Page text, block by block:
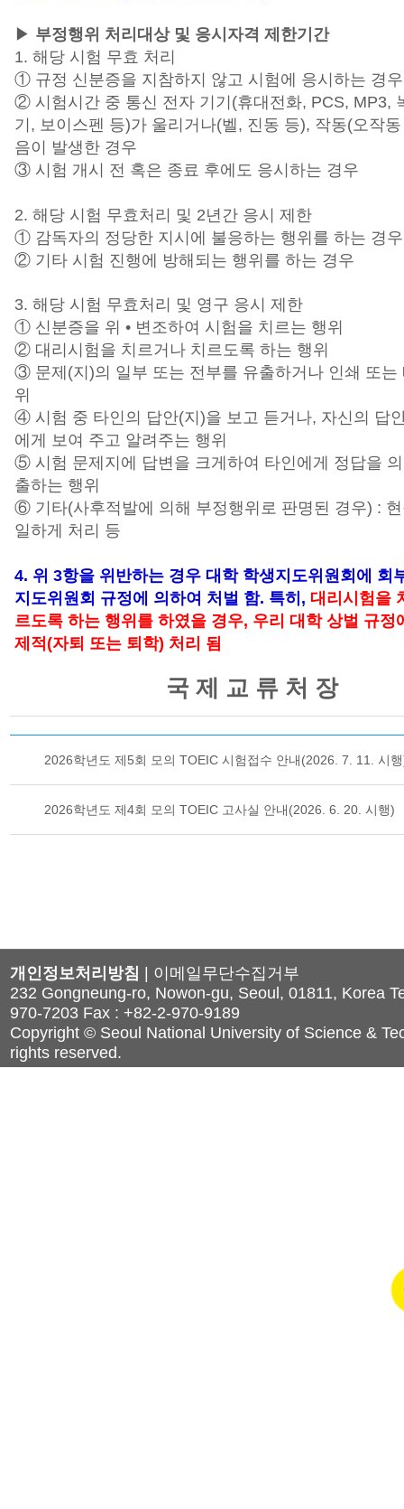
▶ 부정행위 처리대상 및 응시자격 제한기간
1. 해당 시험 무효 처리
① 규정 신분증을 지참하지 않고 시험에 응시하는 경우
② 시험시간 중 통신 전자 기기(휴대전화, PCS, MP3,
기, 보이스펜 등)가 울리거나(벨, 진동 등), 작동(오작
음이 발생한 경우
③ 시험 개시 전 혹은 종료 후에도 응시하는 경우
2. 해당 시험 무효처리 및 2년간 응시 제한
① 감독자의 정당한 지시에 불응하는 행위를 하는 경우
② 기타 시험 진행에 방해되는 행위를 하는 경우
3. 해당 시험 무효처리 및 영구 응시 제한
① 신분증을 위 • 변조하여 시험을 치르는 행위
② 대리시험을 치르거나 치르도록 하는 행위
③ 문제(지)의 일부 또는 전부를 유출하거나 인쇄 또는
위
④ 시험 중 타인의 답안(지)을 보고 듣거나, 자신의 답
에게 보여 주고 알려주는 행위
⑤ 시험 문제지에 답변을 크게하여 타인에게 정답을
출하는 행위
⑥ 기타(사후적발에 의해 부정행위로 판명된 경우) :
일하게 처리 등
4. 위 3항을 위반하는 경우 대학 학생지도위원회에 회
지도위원회 규정에 의하여 처벌 함. 특히, 대리시험을
르도록 하는 행위를 하였을 경우, 우리 대학 상벌 규정
제적(자퇴 또는 퇴학) 처리 됨
국 제 교 류 처 장
2026학년도 제5회 모의 TOEIC 시험접수 안내(2026. 7. 11. 시
2026학년도 제4회 모의 TOEIC 고사실 안내(2026. 6. 20. 시행)
개인정보처리방침
이메일무단수집거부
232 Gongneung-ro, Nowon-gu, Seoul, 01811, Korea
970-7203 Fax : +82-2-970-9189
Copyright © Seoul National University of Science &
rights reserved.